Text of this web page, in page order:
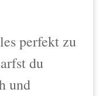
perfekt zu
du
und